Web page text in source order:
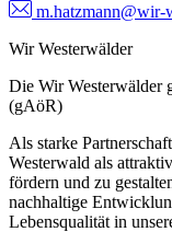
m.hatzmann@wir-
Wir Westerwälder
Die Wir Westerwälder
(gAöR)
Als starke
Westerwald als
fördern und zu
nachhaltige
Lebensqualität in